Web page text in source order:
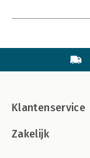
Klantenservice
Zakelijk